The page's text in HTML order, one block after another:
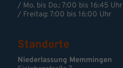
/ Mo. bis Do.: 7:00 bis 16:45 Uhr
/ Freitag: 7:00 bis 16:00 Uhr
Standorte
Niederlassung Memmingen